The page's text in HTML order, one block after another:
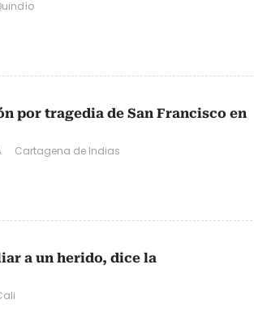
por tragedia de San Francisco en
Cartagena de Indias
a un herido, dice la